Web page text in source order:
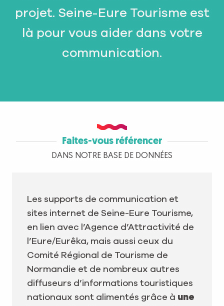
projet. Seine-Eure Tourisme est
là pour vous aider dans votre
communication.
Faites-vous référencer
DANS NOTRE BASE DE DONNÉES
Les supports de communication et
sites internet de Seine-Eure Tourisme,
en lien avec l’Agence d’Attractivité de
l’Eure/Eurêka, mais aussi ceux du
Comité Régional de Tourisme de
Normandie et de nombreux autres
diffuseurs d’informations touristiques
nationaux sont alimentés grâce à une